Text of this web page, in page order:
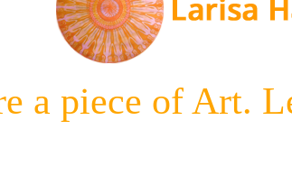
a piece of Art.